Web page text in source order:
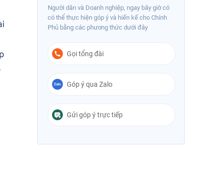
Người dân và Doanh nghiệp, ngay bây giờ có
có thể thực hiện góp ý và hiến kế cho Chính
Phủ bằng các phương thức dưới đây
Gọi tổng đài
Góp ý qua Zalo
Gửi góp ý trực tiếp